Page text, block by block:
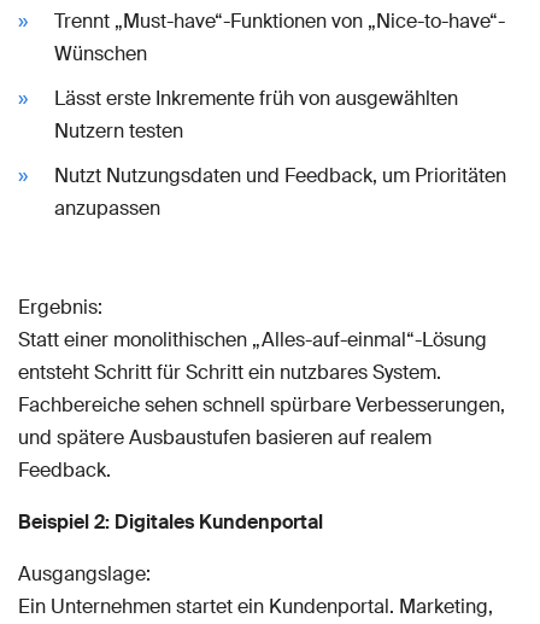
Trennt „Must-have“-Funktionen von „Nice-to-have“-
Wünschen
Lässt erste Inkremente früh von ausgewählten
Nutzern testen
Nutzt Nutzungsdaten und Feedback, um Prioritäten
anzupassen
Ergebnis:
Statt einer monolithischen „Alles-auf-einmal“-Lösung
entsteht Schritt für Schritt ein nutzbares System.
Fachbereiche sehen schnell spürbare Verbesserungen,
und spätere Ausbaustufen basieren auf realem
Feedback.
Beispiel 2: Digitales Kundenportal
Ausgangslage:
Ein Unternehmen startet ein Kundenportal. Marketing,